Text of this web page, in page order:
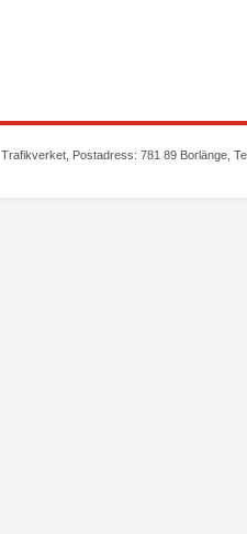
Trafikverket, Postadress: 781 89 Borlänge,